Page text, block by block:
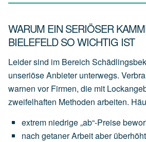
WARUM EIN SERIÖSER
BIELEFELD SO WICHTIG IST
Leider sind im Bereich
unseriöse Anbieter unterwegs.
warnen vor Firmen, die mit
zweifelhaften Methoden arbeiten.
extrem niedrige„ab“-Preise
nach getanerArbeitaber